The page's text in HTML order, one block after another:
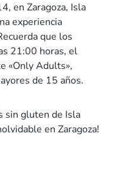
en Zaragoza, Isla
experiencia
que los
21:00 horas, el
«Only Adults»,
de 15 años.
sin gluten de Isla
en Zaragoza!